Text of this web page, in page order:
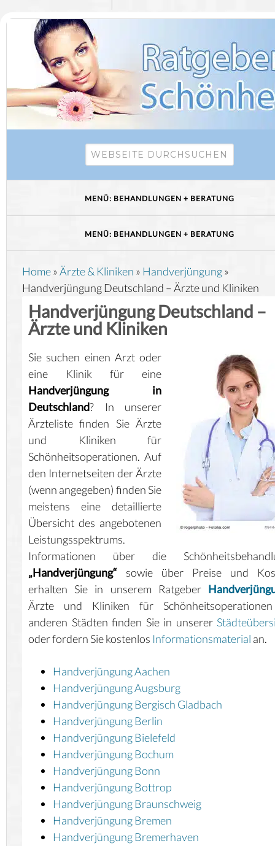
Home»Ärzte & Kliniken » Handverjüngung»
Handverjüngung Deutschland – Ärzte und Kliniken
Handverjüngung Deutschland –
Ärzte und Kliniken
Sie suchen einen Arzt oder
eine Klinik für eine
Handverjüngung in
Deutschland? In unserer
Ärzteliste finden Sie Ärzte
und Kliniken für
Schönheitsoperationen. Auf
den Internetseiten der Ärzte
(wenn angegeben) finden Sie
meistens eine detaillierte
Übersicht des angebotenen
Leistungsspektrums.
Informationen über die
„Handverjüngung“ sowie über Preise und
erhalten Sie in unserem Ratgeber
Ärzte und Kliniken für
anderen Städten finden Sie in unserer
oder fordern Sie kostenlos Informationsmaterial an.
Handverjüngung Aachen
Handverjüngung Augsburg
Handverjüngung Bergisch Gladbach
Handverjüngung Berlin
Handverjüngung Bielefeld
Handverjüngung Bochum
Handverjüngung Bonn
Handverjüngung Bottrop
Handverjüngung Braunschweig
Handverjüngung Bremen
Handverjüngung Bremerhaven